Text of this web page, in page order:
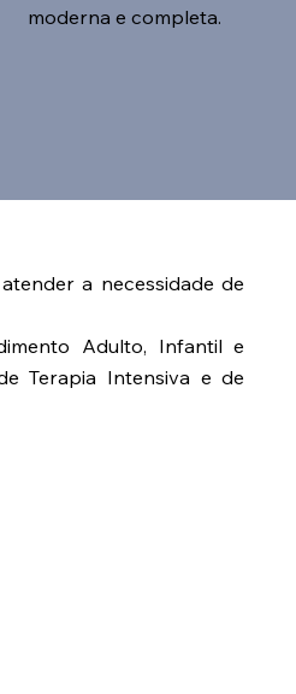
moderna e completa.
a necessidade de
Adulto, Infantil e
Terapia Intensiva e de